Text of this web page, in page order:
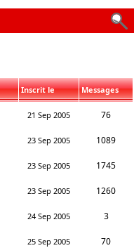
Inscrit le Messages
21 Sep 2005 76
23 Sep 2005 1089
23 Sep 2005 1745
23 Sep 2005 1260
24 Sep 2005 3
25 Sep 2005 70